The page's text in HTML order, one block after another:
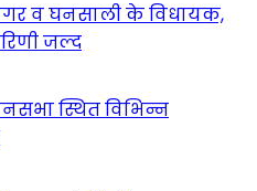
व घनसाली के विधायक,
जल्द
स्थित विभिन्न